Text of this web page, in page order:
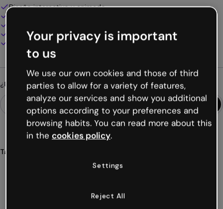
Diseño interactivo y animado
Presenta, comparte o publica online
Descarga en PDF, MP4 y otros formatos
¿Buscas algo diferente?
Tags
animales
Your privacy is important
to us
We use our own cookies and those of third
parties to allow for a variety of features,
analyze our services and show you additional
options according to your preferences and
browsing habits. You can read more about this
in the cookies policy.
Settings
Reject All